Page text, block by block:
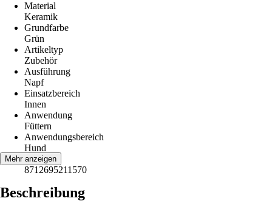
Material
Keramik
Grundfarbe
Grün
Artikeltyp
Zubehör
Ausführung
Napf
Einsatzbereich
Innen
Anwendung
Füttern
Anwendungsbereich
Hund
EAN
8712695211570
Mehr anzeigen
Beschreibung